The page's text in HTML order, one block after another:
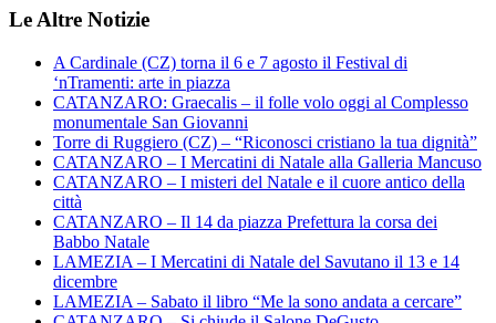
Le Altre Notizie
A Cardinale (CZ) torna il 6 e 7 agosto il Festival di
‘nTramenti: arte in piazza
CATANZARO: Graecalis – il folle volo oggi al Complesso
monumentale San Giovanni
Torre di Ruggiero (CZ) – “Riconosci cristiano la tua dignità”
CATANZARO – I Mercatini di Natale alla Galleria Mancuso
CATANZARO – I misteri del Natale e il cuore antico della
città
CATANZARO – Il 14 da piazza Prefettura la corsa dei
Babbo Natale
LAMEZIA – I Mercatini di Natale del Savutano il 13 e 14
dicembre
LAMEZIA – Sabato il libro “Me la sono andata a cercare”